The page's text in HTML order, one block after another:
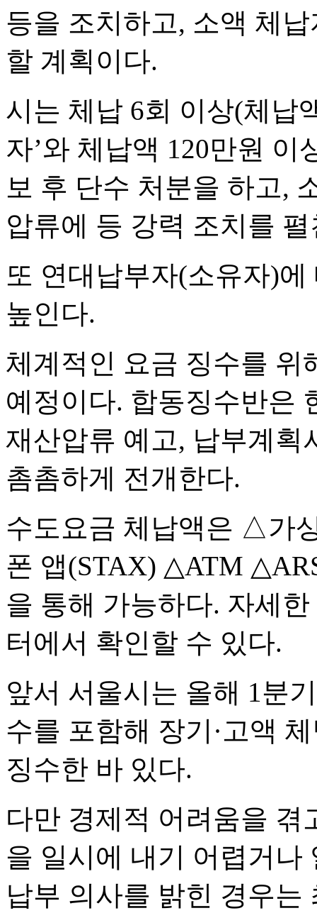
등을 조치하고, 소액 체
할 계획이다.
시는 체납 6회 이상(체납
자’와 체납액 120만원
보 후 단수 처분을 하고,
압류에 등 강력 조치를
또 연대납부자(소유자)
높인다.
체계적인 요금 징수를 위
예정이다. 합동징수반은
재산압류 예고, 납부계획
촘촘하게 전개한다.
수도요금 체납액은 △가
폰 앱(STAX) △ATM
을 통해 가능하다. 자세
터에서 확인할 수 있다.
앞서 서울시는 올해 1분
수를 포함해 장기·고액
징수한 바 있다.
다만 경제적 어려움을 겪
을 일시에 내기 어렵거나
납부 의사를 밝힌 경우는